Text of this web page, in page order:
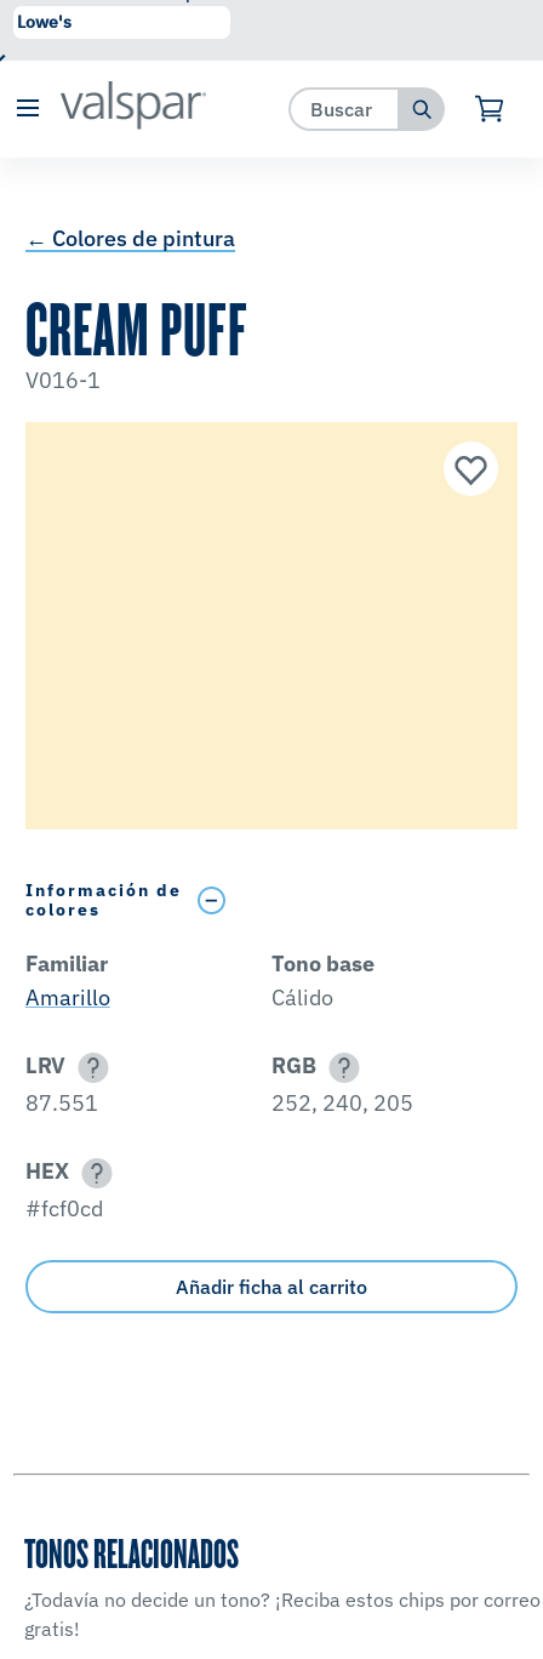
se ha agregado a favoritos.
← Colores de pintura
CREAM PUFF
V016-1
Información de
colores
Familiar
Amarillo
Tono base
Cálido
LRV
87.551
RGB
252, 240, 205
HEX
#fcf0cd
Añadir ficha al carrito
TONOS RELACIONADOS
¿Todavía no decide un tono? ¡Reciba estos chips por correo
gratis!